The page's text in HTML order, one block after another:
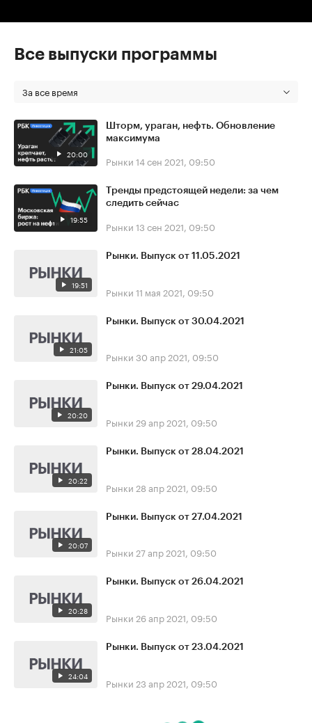
Все выпуски программы
За все время
20:00
Шторм, ураган, нефть. Обновление
максимума
Рынки 14 сен 2021, 09:50
19:55
Тренды предстоящей недели: за чем
следить сейчас
Рынки 13 сен 2021, 09:50
19:51
Рынки. Выпуск от 11.05.2021
Рынки 11 мая 2021, 09:50
21:05
Рынки. Выпуск от 30.04.2021
Рынки 30 апр 2021, 09:50
20:20
Рынки. Выпуск от 29.04.2021
Рынки 29 апр 2021, 09:50
20:22
Рынки. Выпуск от 28.04.2021
Рынки 28 апр 2021, 09:50
20:07
Рынки. Выпуск от 27.04.2021
Рынки 27 апр 2021, 09:50
20:28
Рынки. Выпуск от 26.04.2021
Рынки 26 апр 2021, 09:50
24:04
Рынки. Выпуск от 23.04.2021
Рынки 23 апр 2021, 09:50